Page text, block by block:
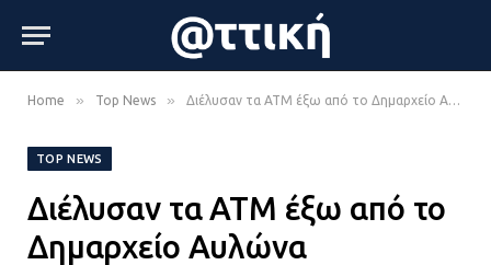
Home » Top News » Διέλυσαν τα ΑΤΜ έξω από το Δημαρχείο Αυλώνα
TOP NEWS
Διέλυσαν τα ΑΤΜ έξω από το
Δημαρχείο Αυλώνα